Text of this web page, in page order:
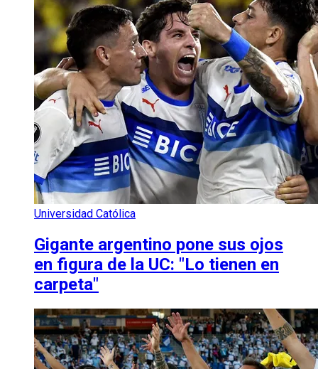
Universidad Católica
Gigante argentino pone sus ojos
en figura de la UC: "Lo tienen en
carpeta"